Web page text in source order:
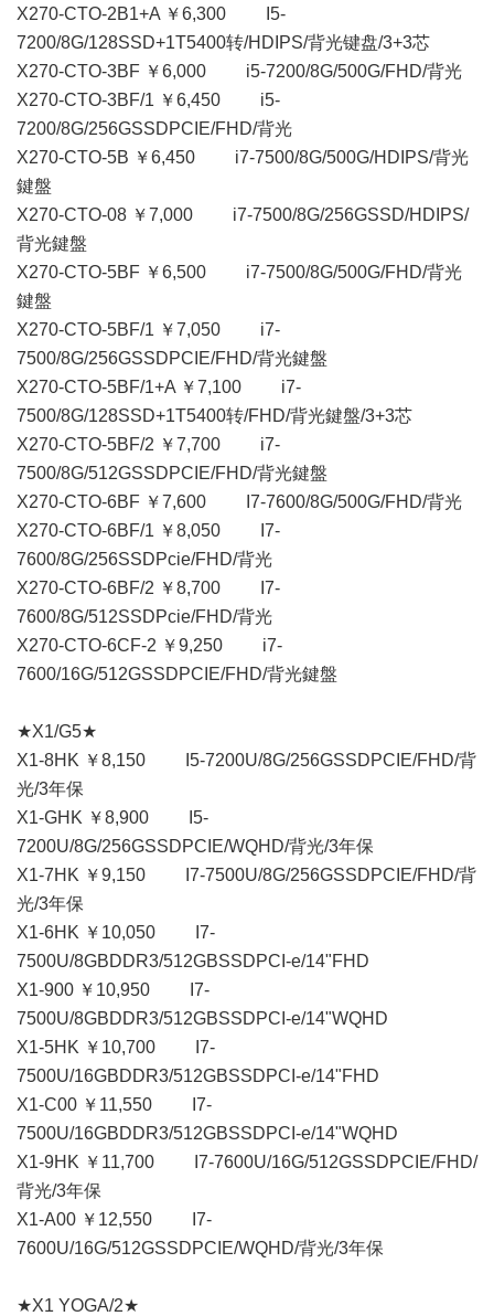
X270-CTO-2B1+A ￥6,300 I5-
7200/8G/128SSD+1T5400转/HDIPS/背光键盘/3+3芯
X270-CTO-3BF ￥6,000 i5-7200/8G/500G/FHD/背光
X270-CTO-3BF/1 ￥6,450 i5-
7200/8G/256GSSDPCIE/FHD/背光
X270-CTO-5B ￥6,450 i7-7500/8G/500G/HDIPS/背光
鍵盤
X270-CTO-08 ￥7,000 i7-7500/8G/256GSSD/HDIPS/
背光鍵盤
X270-CTO-5BF ￥6,500 i7-7500/8G/500G/FHD/背光
鍵盤
X270-CTO-5BF/1 ￥7,050 i7-
7500/8G/256GSSDPCIE/FHD/背光鍵盤
X270-CTO-5BF/1+A ￥7,100 i7-
7500/8G/128SSD+1T5400转/FHD/背光鍵盤/3+3芯
X270-CTO-5BF/2 ￥7,700 i7-
7500/8G/512GSSDPCIE/FHD/背光鍵盤
X270-CTO-6BF ￥7,600 I7-7600/8G/500G/FHD/背光
X270-CTO-6BF/1 ￥8,050 I7-
7600/8G/256SSDPcie/FHD/背光
X270-CTO-6BF/2 ￥8,700 I7-
7600/8G/512SSDPcie/FHD/背光
X270-CTO-6CF-2 ￥9,250 i7-
7600/16G/512GSSDPCIE/FHD/背光鍵盤
★X1/G5★
X1-8HK ￥8,150 I5-7200U/8G/256GSSDPCIE/FHD/背
光/3年保
X1-GHK ￥8,900 I5-
7200U/8G/256GSSDPCIE/WQHD/背光/3年保
X1-7HK ￥9,150 I7-7500U/8G/256GSSDPCIE/FHD/背
光/3年保
X1-6HK ￥10,050 I7-
7500U/8GBDDR3/512GBSSDPCI-e/14"FHD
X1-900 ￥10,950 I7-
7500U/8GBDDR3/512GBSSDPCI-e/14"WQHD
X1-5HK ￥10,700 I7-
7500U/16GBDDR3/512GBSSDPCI-e/14"FHD
X1-C00 ￥11,550 I7-
7500U/16GBDDR3/512GBSSDPCI-e/14"WQHD
X1-9HK ￥11,700 I7-7600U/16G/512GSSDPCIE/FHD/
背光/3年保
X1-A00 ￥12,550 I7-
7600U/16G/512GSSDPCIE/WQHD/背光/3年保
★X1 YOGA/2★